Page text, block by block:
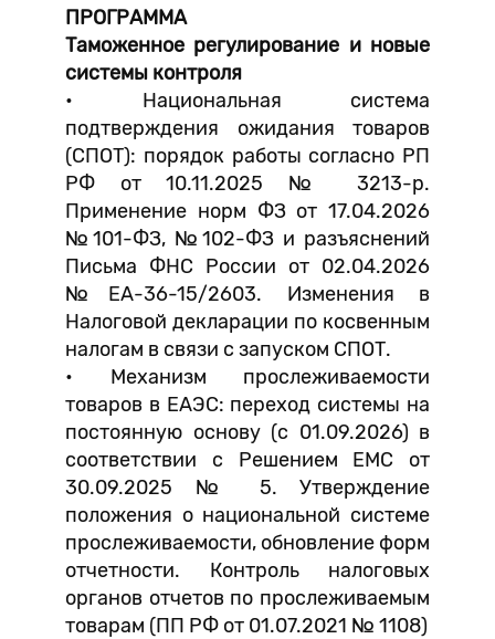
ПРОГРАММА
Таможенное регулирование и новые
системы контроля
• Национальная система
подтверждения ожидания товаров
(СПОТ): порядок работы согласно РП
РФ от 10.11.2025 № 3213-р.
Применение норм ФЗ от 17.04.2026
№101-ФЗ, №102-ФЗ и разъяснений
Письма ФНС России от 02.04.2026
№ЕА-36-15/2603. Изменения в
Налоговой декларации по косвенным
налогам в связи с запуском СПОТ.
• Механизм прослеживаемости
товаров в ЕАЭС: переход системы на
постоянную основу (с 01.09.2026) в
соответствии с Решением ЕМС от
30.09.2025 № 5. Утверждение
положения о национальной системе
прослеживаемости, обновление форм
отчетности. Контроль налоговых
органов отчетов по прослеживаемым
товарам (ПП РФ от 01.07.2021 № 1108)